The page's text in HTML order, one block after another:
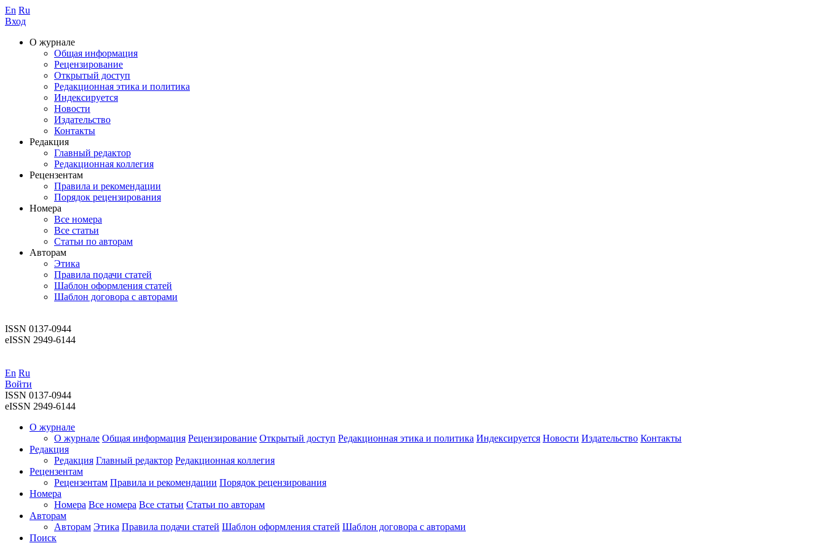
En Ru
Вход
О журнале
Общая информация
Рецензирование
Открытый доступ
Редакционная этика и политика
Индекcируется
Новости
Издательство
Контакты
Редакция
Главный редактор
Редакционная коллегия
Рецензентам
Правила и рекомендации
Порядок рецензирования
Номера
Все номера
Все статьи
Статьи по авторам
Авторам
Этика
Правила подачи статей
Шаблон оформления статей
Шаблон договора с авторами
ISSN 0137-0944
eISSN 2949-6144
En Ru
Войти
ISSN 0137-0944
eISSN 2949-6144
О журнале
О журнале Общая информация Рецензирование Открытый доступ Редакционная этика и политика Индекcируется Новости Издательство Контакты
Редакция
Редакция Главный редактор Редакционная коллегия
Рецензентам
Рецензентам Правила и рекомендации Порядок рецензирования
Номера
Номера Все номера Все статьи Статьи по авторам
Авторам
Авторам Этика Правила подачи статей Шаблон оформления статей Шаблон договора с авторами
Поиск